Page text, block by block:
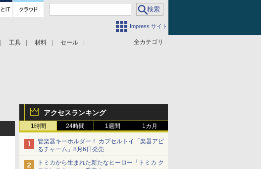
Impress サイト
全カテゴリ
工具 材料 セール
アクセスランキング
1時間 24時間 1週間 1カ月
管楽器キーホルダー！ カプセルトイ「楽器アピ
るチャーム」8月6日発売
チューバ、テナサクなど5種各3色
トミカから生まれた新たなヒーロー「トミカ ク